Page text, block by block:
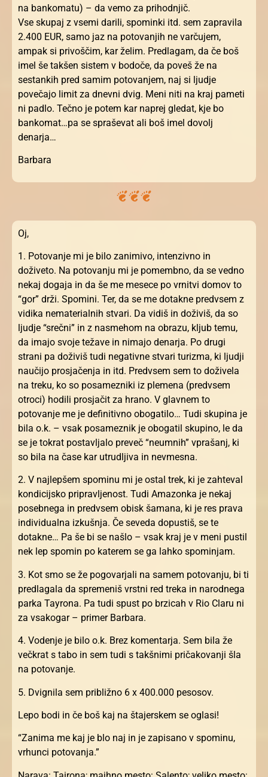
na bankomatu) – da vemo za prihodnjič.
Vse skupaj z vsemi darili, spominki itd. sem zapravila
2.400 EUR, samo jaz na potovanjih ne varčujem,
ampak si privoščim, kar želim. Predlagam, da če boš
imel še takšen sistem v bodoče, da poveš že na
sestankih pred samim potovanjem, naj si ljudje
povečajo limit za dnevni dvig. Meni niti na kraj pameti
ni padlo. Tečno je potem kar naprej gledat, kje bo
bankomat…pa se spraševat ali boš imel dovolj
denarja…
Barbara
Oj,
1. Potovanje mi je bilo zanimivo, intenzivno in
doživeto. Na potovanju mi je pomembno, da se vedno
nekaj dogaja in da še me mesece po vrnitvi domov to
“gor” drži. Spomini. Ter, da se me dotakne predvsem z
vidika nematerialnih stvari. Da vidiš in doživiš, da so
ljudje “srečni” in z nasmehom na obrazu, kljub temu,
da imajo svoje težave in nimajo denarja. Po drugi
strani pa doživiš tudi negativne stvari turizma, ki ljudji
naučijo prosjačenja in itd. Predvsem sem to doživela
na treku, ko so posamezniki iz plemena (predvsem
otroci) hodili prosjačit za hrano. V glavnem to
potovanje me je definitivno obogatilo… Tudi skupina je
bila o.k. – vsak posameznik je obogatil skupino, le da
se je tokrat postavljalo preveč “neumnih” vprašanj, ki
so bila na čase kar utrudljiva in nevmesna.
2. V najlepšem spominu mi je ostal trek, ki je zahteval
kondicijsko pripravljenost. Tudi Amazonka je nekaj
posebnega in predvsem obisk šamana, ki je res prava
individualna izkušnja. Če seveda dopustiš, se te
dotakne… Pa še bi se našlo – vsak kraj je v meni pustil
nek lep spomin po katerem se ga lahko spominjam.
3. Kot smo se že pogovarjali na samem potovanju, bi ti
predlagala da spremeniš vrstni red treka in narodnega
parka Tayrona. Pa tudi spust po brzicah v Rio Claru ni
za vsakogar – primer Barbara.
4. Vodenje je bilo o.k. Brez komentarja. Sem bila že
večkrat s tabo in sem tudi s takšnimi pričakovanji šla
na potovanje.
5. Dvignila sem približno 6 x 400.000 pesosov.
Lepo bodi in če boš kaj na štajerskem se oglasi!
“Zanima me kaj je blo naj in je zapisano v spominu,
vrhunci potovanja.”